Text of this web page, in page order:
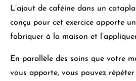
L’ajout de caféine dans un
conçu pour cet exercice apporte
fabriquer à la maison et
En parallèle des soins que votre
vous apporte, vous pouvez répéter